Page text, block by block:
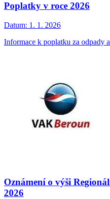
Poplatky v roce 2026
Datum: 1. 1. 2026
Informace k poplatku za odpady
Oznámení o výši
2026